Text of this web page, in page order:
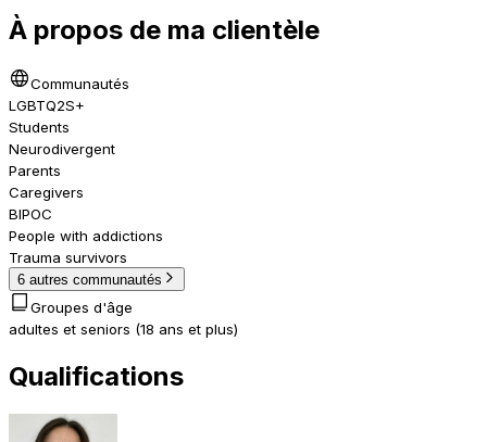
À propos de ma clientèle
Communautés
LGBTQ2S+
Students
Neurodivergent
Parents
Caregivers
BIPOC
People with addictions
Trauma survivors
6 autres communautés
Groupes d'âge
adultes et seniors (18 ans et plus)
Qualifications